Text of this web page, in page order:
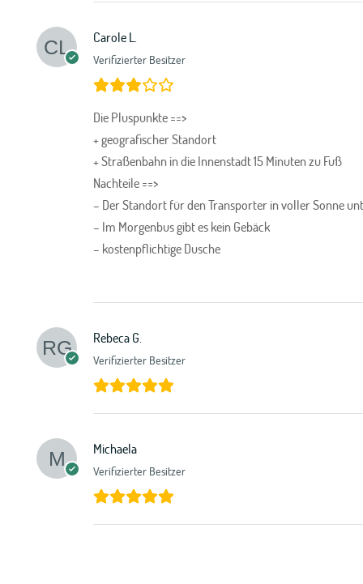
Carole L.
Verifizierter Besitzer
Die Pluspunkte ==>
+ geografischer Standort
+ Straßenbahn in die Innenstadt 15 Minuten zu Fuß
Nachteile ==>
– Der Standort für den Transporter in voller Sonne
– Im Morgenbus gibt es kein Gebäck
– kostenpflichtige Dusche
Rebeca G.
Verifizierter Besitzer
Michaela
Verifizierter Besitzer